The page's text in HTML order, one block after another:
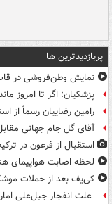
پربازدیدترین ها
نمایش وطن‌فروشی در
پزشکیان: اگر تا امروز
رامین رضاییان رسماً از
آقای گل جام جهانی
استقبال از فرعون در
لحظه اصابت هواپیمای
کی‌یف بعد از حملات
علت انفجار جبل‌علی